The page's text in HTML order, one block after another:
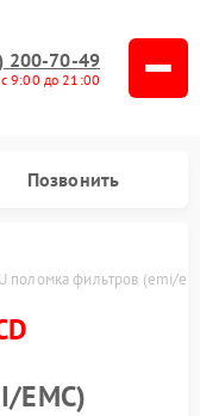
200-70-49
9:00 до 21:00
Позвонить
поломка фильтров (emi/
EMC)